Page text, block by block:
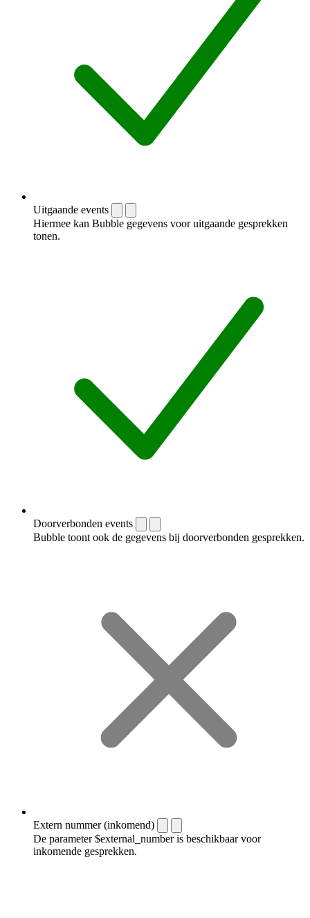
Uitgaande events
Hiermee kan Bubble gegevens voor uitgaande gesprekken
tonen.
Doorverbonden events
Bubble toont ook de gegevens bij doorverbonden gesprekken.
Extern nummer (inkomend)
De parameter $external_number is beschikbaar voor
inkomende gesprekken.